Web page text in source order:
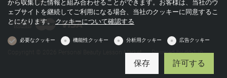
お支払い方法
Copyright © 2026 Personal Beauty Lesson Market Powered bydg-1.jp
から収集した情報と組み合わせることができます。お客様は、当社のウ
ェブサイトを継続してご利用になる場合、当社のクッキーに同意するこ
とになります。 クッキーについて確認する
必要なクッキー 機能性クッキー 分析用クッキー 広告クッキー
許可する
保存